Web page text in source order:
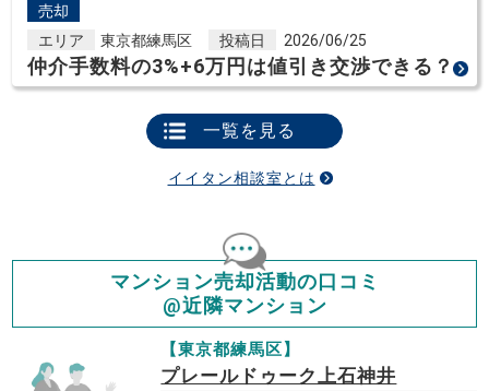
売却
エリア
東京都練馬区 投稿日 2026/06/25
仲介手数料の3%+6万円は値引き交渉できる？
一覧を見る
イイタン相談室とは
マンション売却活動の口コミ
@近隣マンション
【東京都練馬区】
プレールドゥーク上石神井